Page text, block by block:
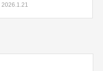
2026.1.21